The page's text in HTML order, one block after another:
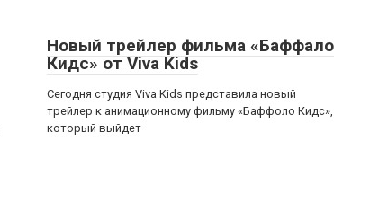
Новый трейлер фильма «Баффало
Кидс» от Viva Kids
Сегодня студия Viva Kids представила новый
трейлер к анимационному фильму «Баффоло Кидс»,
который выйдет